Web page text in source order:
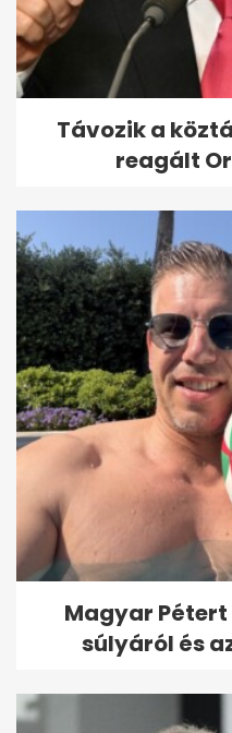
Távozik a
reagált
Magyar
súlyáról és